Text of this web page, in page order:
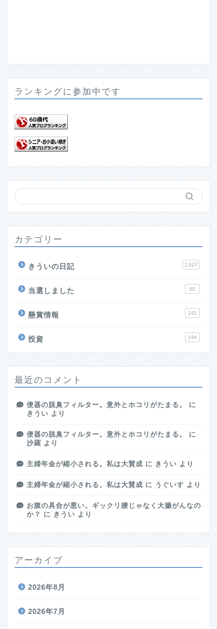
ランキングに参加中です
カテゴリー
きういの日記 2,627
当選しました 60
懸賞情報 241
投資 144
最近のコメント
便器の脱臭フィルター。意外とホコリがたまる。
に
きうい より
便器の脱臭フィルター。意外とホコリがたまる。
に
沙羅 より
主婦年金が縮小される。私は大賛成 に きうい より
主婦年金が縮小される。私は大賛成 に うぐいす より
お腹の具合が悪い。ギックリ腰じゃなく大腸がんなの
か？
に きうい より
アーカイブ
2026年8月
2026年7月